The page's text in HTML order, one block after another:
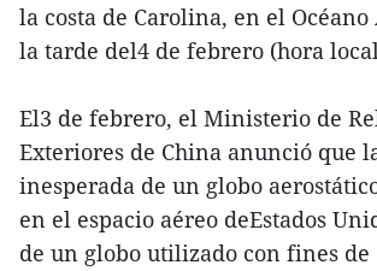
la costa de Carolina, en el
la tarde del4 de febrero (hora
El3 de febrero, el Ministerio de
Exteriores de China anunció que
inesperada de un globo
en el espacio aéreo deEstados
de un globo utilizado con fines de